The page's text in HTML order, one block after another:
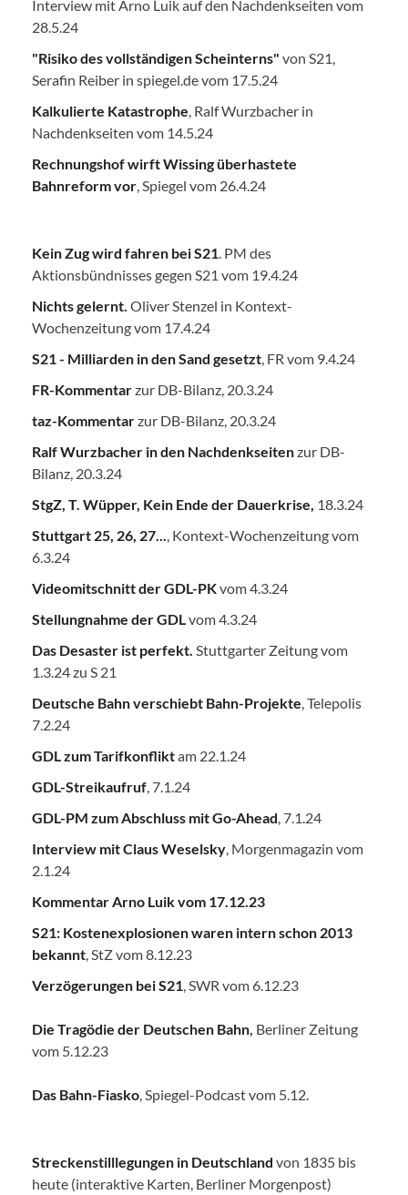
Interview mit Arno Luik auf den Nachdenkseiten vom
28.5.24
"Risiko des vollständigen Scheinterns" von S21,
Serafin Reiber in spiegel.de vom 17.5.24
Kalkulierte Katastrophe, Ralf Wurzbacher in
Nachdenkseiten vom 14.5.24
Rechnungshof wirft Wissing überhastete
Bahnreform vor, Spiegel vom 26.4.24
Kein Zug wird fahren bei S21. PM des
Aktionsbündnisses gegen S21 vom 19.4.24
Nichts gelernt. Oliver Stenzel in Kontext-
Wochenzeitung vom 17.4.24
S21 - Milliarden in den Sand gesetzt, FR vom 9.4.24
FR-Kommentarzur DB-Bilanz, 20.3.24
taz-Kommentarzur DB-Bilanz, 20.3.24
Ralf Wurzbacher in den Nachdenkseitenzur DB-
Bilanz, 20.3.24
StgZ, T. Wüpper, Kein Ende der Dauerkrise, 18.3.24
Stuttgart 25, 26, 27..., Kontext-Wochenzeitung vom
6.3.24
Videomitschnitt der GDL-PKvom 4.3.24
Stellungnahme der GDLvom 4.3.24
Das Desaster ist perfekt. Stuttgarter Zeitung vom
1.3.24 zu S 21
Deutsche Bahn verschiebt Bahn-Projekte, Telepolis
7.2.24
GDL zum Tarifkonfliktam 22.1.24
GDL-Streikaufruf, 7.1.24
GDL-PM zum Abschluss mit Go-Ahead, 7.1.24
Interview mit Claus Weselsky, Morgenmagazin vom
2.1.24
Kommentar Arno Luik vom 17.12.23
S21: Kostenexplosionen waren intern schon 2013
bekannt, StZ vom 8.12.23
Verzögerungen bei S21, SWR vom 6.12.23
Die Tragödie der Deutschen Bahn, Berliner Zeitung
vom 5.12.23
Das Bahn-Fiasko, Spiegel-Podcast vom 5.12.
Streckenstilllegungen in Deutschland von 1835 bis
heute (interaktive Karten, Berliner Morgenpost)